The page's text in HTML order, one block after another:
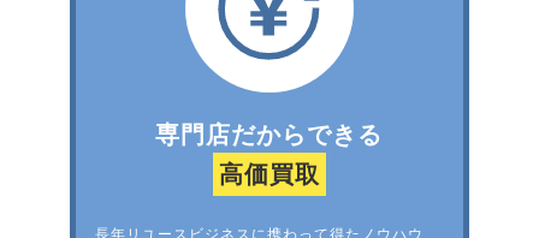
専門店だからできる
高価買取